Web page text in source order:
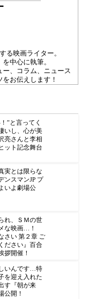
る映画ライター。
中心に執筆。
、コラム、ニュース
お伝えします！
”と言ってく
いし、心が美
亮さんと李相
ット記念舞台
実とは限らな
ンスマンJP プ
いよ劇場公
れ、ＳＭの世
な映画…！
さい 第２章 ご
ださい』百合
拶開催！
いんです…特
を迎え入れた
す『朝が来
公開！